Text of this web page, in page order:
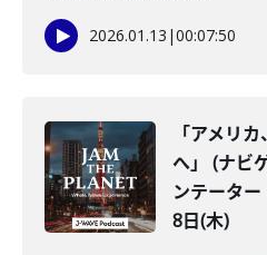
2026.01.13 |00:07:50
「アメリ
へ」 (ナビ
ンテータ
8日(木)